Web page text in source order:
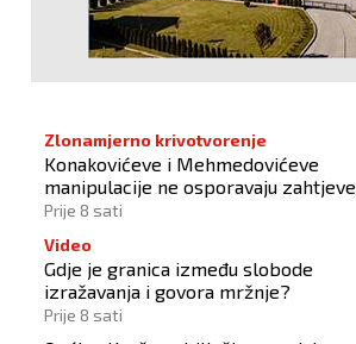
Zlonamjerno krivotvorenje
Konakovićeve i Mehmedovićeve
manipulacije ne osporavaju zahtjeve
Hrvata
Prije 8 sati
Video
Gdje je granica između slobode
izražavanja i govora mržnje?
Prije 8 sati